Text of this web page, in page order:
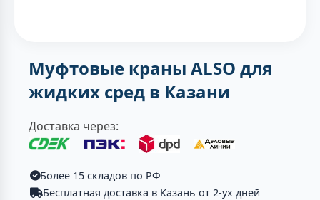
Муфтовые краны ALSO для
жидких сред в Казани
Доставка через:
Более 15 складов по РФ
Бесплатная доставка в Казань от 2-ух дней